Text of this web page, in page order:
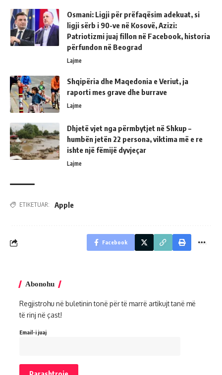
Osmani: Ligji për prëfaqësim adekuat, si
ligji sërb i 90-ve në Kosovë, Azizi:
Patriotizmi juaj fillon në Facebook, historia
përfundon në Beograd
Lajme
Shqipëria dhe Maqedonia e Veriut, ja
raporti mes grave dhe burrave
Lajme
Dhjetë vjet nga përmbytjet në Shkup –
humbën jetën 22 persona, viktima më e re
ishte një fëmijë dyvjeçar
Lajme
ETIKETUAR: Apple
Facebook
Abonohu
Regjistrohu në buletinin tonë për të marrë artikujt tanë më
të rinj në çast!
Email-i juaj